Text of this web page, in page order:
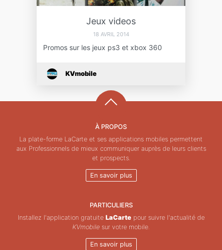
Jeux videos
18 AVRIL 2014
Promos sur les jeux ps3 et xbox 360
KVmobile
À PROPOS
La plate-forme LaCarte et ses applications mobiles permettent
aux Professionnels de mieux communiquer auprès de leurs clients
et prospects.
En savoir plus
PARTICULIERS
Installez l'application gratuite LaCartepour suivre l'actualité de
KVmobile sur votre mobile.
En savoir plus